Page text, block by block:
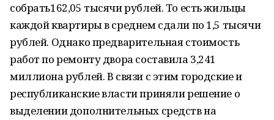
собрать162,05 тысячи рублей. То есть жильцы
каждой квартиры в среднем сдали по 1,5 тысячи
рублей. Однако предварительная стоимость
работ по ремонту двора составила 3,241
миллиона рублей. В связи с этим городские и
республиканские власти приняли решение о
выделении дополнительных средств на